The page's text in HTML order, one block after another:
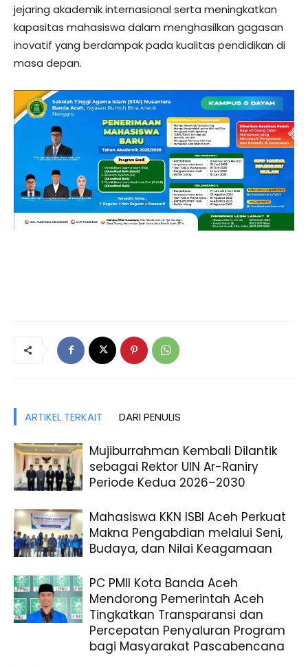
jejaring akademik internasional serta meningkatkan
kapasitas mahasiswa dalam menghasilkan gagasan
inovatif yang berdampak pada kualitas pendidikan di
masa depan.
ARTIKEL TERKAIT DARI PENULIS
Mujiburrahman Kembali Dilantik
sebagai Rektor UIN Ar-Raniry
Periode Kedua 2026–2030
Mahasiswa KKN ISBI Aceh Perkuat
Makna Pengabdian melalui Seni,
Budaya, dan Nilai Keagamaan
PC PMII Kota Banda Aceh
Mendorong Pemerintah Aceh
Tingkatkan Transparansi dan
Percepatan Penyaluran Program
bagi Masyarakat Pascabencana